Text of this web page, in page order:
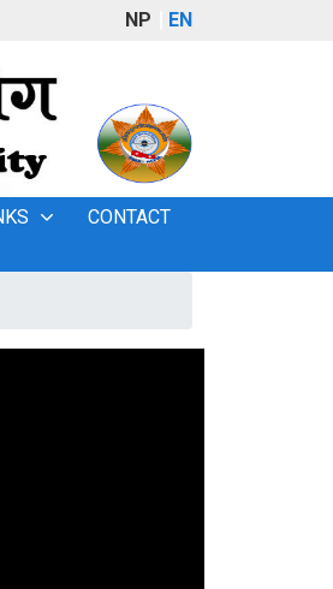
NP EN
CONTACT